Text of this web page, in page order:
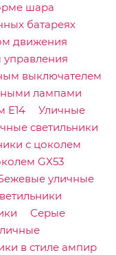
шара
батареях
движения
управления
выключателем
лампами
E14
Уличные
светильники
с цоколем
GX53
уличные
Серые
в стиле ампир